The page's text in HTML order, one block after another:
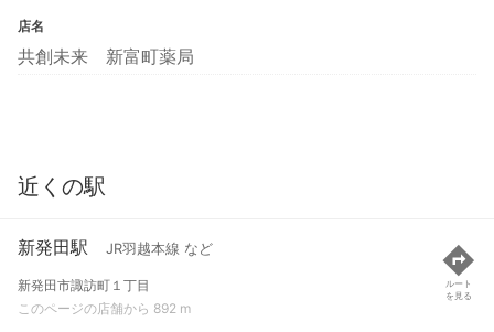
店名
共創未来 新富町薬局
近くの駅
新発田駅 JR羽越本線 など
新発田市諏訪町１丁目
このページの店舗から 892 m
ルート
を見る